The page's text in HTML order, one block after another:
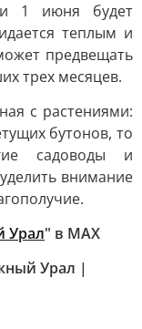
1 июня будет
теплым и
предвещать
трех месяцев.
с растениями:
бутонов, то
садоводы и
внимание
Урал" в MAХ
Урал |